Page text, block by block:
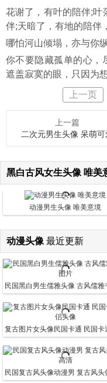
花谢了，有叶的陪伴;叶
伴;天暗了，有地的陪伴
哪怕河山倾塌，亦与你
你不要隐藏孤单的心，
遮盖寂寞的眼，只因为
上一页
上一篇
二次元男生头像 呆萌可
黑白古风女生头像 唯美
动漫男生头像 唯美意境
动漫头像 最近更新
民国黑白男生儒雅头像 古风儒雅
复古图片女头像民国卡通 民国卡
民国复古风头像动漫男 复古风头